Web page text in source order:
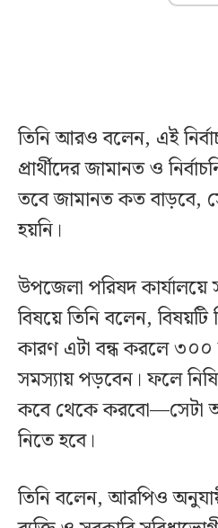
তিনি আরও বলেন, এই
প্রার্থীদের জামানত ও
তবে জামানত কত বাড়বে,
হয়নি।
উপজেলা পরিষদ কার্যালয়ে
বিষয়ে তিনি বলেন,
কারণ এটা বন্ধ করলে ৩০০
সমস্যায় পড়বেন। ফলে
কবে থেকে করবো—সেটা
নিতে হবে।
তিনি বলেন, আরপিও